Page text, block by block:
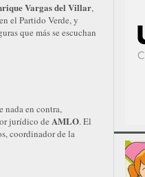
Vargas del Villar,
el Partido Verde, y
que más se escuchan
nada en contra,
jurídico de AMLO. El
coordinador de la